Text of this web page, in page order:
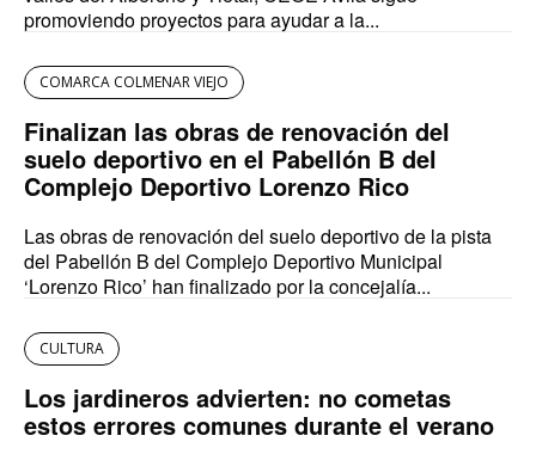
promoviendo proyectos para ayudar a la...
COMARCA COLMENAR VIEJO
Finalizan las obras de renovación del
suelo deportivo en el Pabellón B del
Complejo Deportivo Lorenzo Rico
Las obras de renovación del suelo deportivo de la pista
del Pabellón B del Complejo Deportivo Municipal
‘Lorenzo Rico’ han finalizado por la concejalía...
CULTURA
Los jardineros advierten: no cometas
estos errores comunes durante el verano